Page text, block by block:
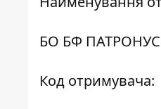
БО БФ ПАТРОНУС
Код отримувача: